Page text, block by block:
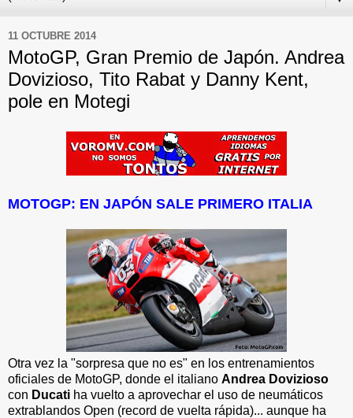
11 OCTUBRE 2014
MotoGP, Gran Premio de Japón. Andrea
Dovizioso, Tito Rabat y Danny Kent,
pole en Motegi
MOTOGP: EN JAPÓN SALE PRIMERO ITALIA
Otra vez la "sorpresa que no es" en los entrenamientos
oficiales de MotoGP, donde el italiano Andrea Dovizioso
con Ducati ha vuelto a aprovechar el uso de neumáticos
extrablandos Open (record de vuelta rápida)... aunque ha